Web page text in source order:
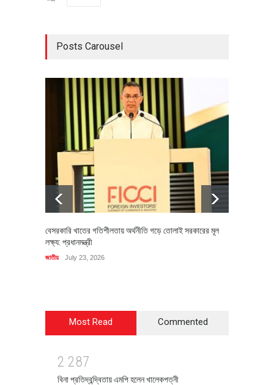
Posts Carousel
বেসরকারি খাতের গতিশীলতায় অর্থনীতি গড়ে তোলাই সরকারের মূল
লক্ষ্য: প্রধানমন্ত্রী
জাতীয় July 23, 2026
Most Read Commented
2 287
বিনা প্রতিদ্বন্দ্বিতায় এমপি হলেন খালেকপত্নী